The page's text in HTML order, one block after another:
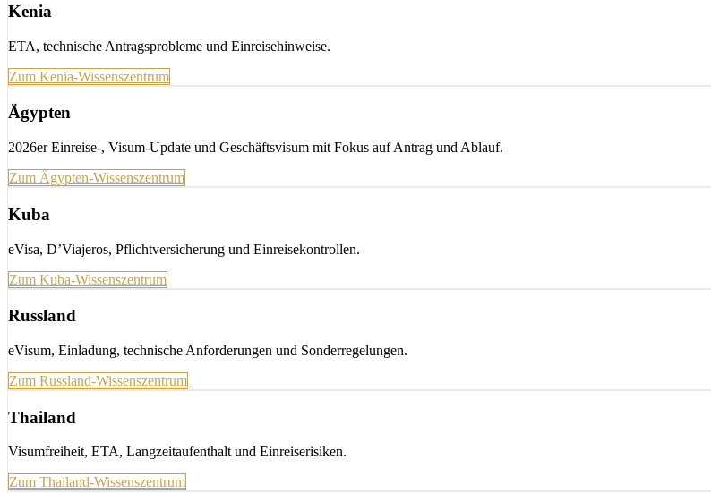
Kenia
ETA, technische Antragsprobleme und Einreisehinweise.
Zum Kenia-Wissenszentrum
Ägypten
2026er Einreise-, Visum-Update und Geschäftsvisum mit Fokus auf Antrag und Ablauf.
Zum Ägypten-Wissenszentrum
Kuba
eVisa, D’Viajeros, Pflichtversicherung und Einreisekontrollen.
Zum Kuba-Wissenszentrum
Russland
eVisum, Einladung, technische Anforderungen und Sonderregelungen.
Zum Russland-Wissenszentrum
Thailand
Visumfreiheit, ETA, Langzeitaufenthalt und Einreiserisiken.
Zum Thailand-Wissenszentrum